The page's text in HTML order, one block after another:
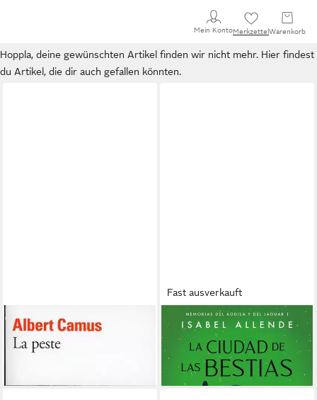
Mein KontoMerkzettel Warenkorb
Hoppla, deine gewünschten Artikel finden wir nicht mehr. Hier findest
du Artikel, die dir auch gefallen könnten.
La peste / Albert Camus
10,99 €
lieferbar - in 2-3 Werktagen bei dir
Fast ausverkauft
La Ciudad de las Bestias /
Isabel Allende
17,99 €
lieferbar - in 2-3 Werktagen bei dir